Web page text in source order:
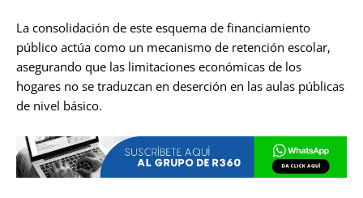
La consolidación de este esquema de financiamiento
público actúa como un mecanismo de retención escolar,
asegurando que las limitaciones económicas de los
hogares no se traduzcan en deserción en las aulas públicas
de nivel básico.